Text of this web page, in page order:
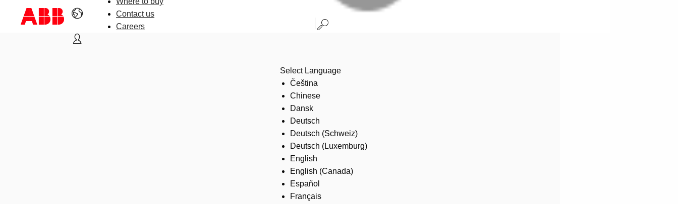
Contact us
Careers
Select Language
Čeština
Chinese
Dansk
Deutsch
Deutsch (Schweiz)
Deutsch (Luxemburg)
English
English (Canada)
Español
Français